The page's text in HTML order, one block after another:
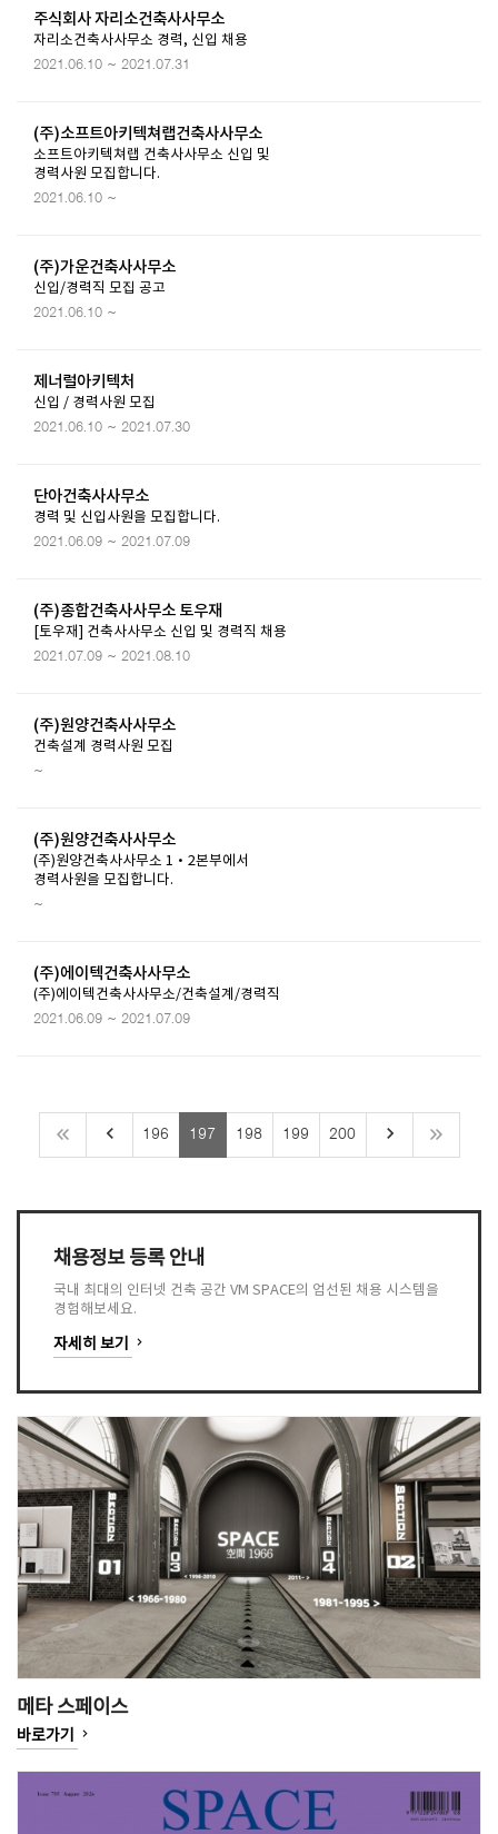
주식회사 자리소건축사사무소
자리소건축사사무소 경력, 신입 채용
2021.06.10 ~ 2021.07.31
(주)소프트아키텍쳐랩건축사사무소
소프트아키텍쳐랩 건축사사무소 신입 및
경력사원 모집합니다.
2021.06.10 ~
(주)가운건축사사무소
신입/경력직 모집 공고
2021.06.10 ~
제너럴아키텍처
신입 / 경력사원 모집
2021.06.10 ~ 2021.07.30
단아건축사사무소
경력 및 신입사원을 모집합니다.
2021.06.09 ~ 2021.07.09
(주)종합건축사사무소 토우재
[토우재] 건축사사무소 신입 및 경력직 채용
2021.07.09 ~ 2021.08.10
(주)원양건축사사무소
건축설계 경력사원 모집
~
(주)원양건축사사무소
(주)원양건축사사무소 1·2본부에서
경력사원을 모집합니다.
~
(주)에이텍건축사사무소
(주)에이텍건축사사무소/건축설계/경력직
2021.06.09 ~ 2021.07.09
keyboard_arrow_left 196 197 198 199 200 keyboard_arrow_right
채용정보 등록 안내
국내 최대의 인터넷 건축 공간 VM SPACE의 엄선된 채용 시스템을
경험해보세요.
자세히 보기 keyboard_arrow_right
메타 스페이스
바로가기 keyboard_arrow_right